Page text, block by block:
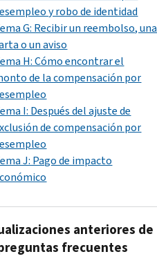
y robo de identidad
G: Recibir un reembolso, una
o un aviso
H: Cómo encontrar el
de la compensación por
I: Después del ajuste de
de compensación por
J: Pago de impacto
anteriores de
frecuentes